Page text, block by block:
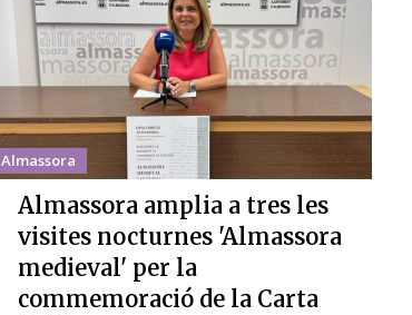
Almassora
Almassora amplia a tres les
visites nocturnes 'Almassora
medieval' per la
commemoració de la Carta